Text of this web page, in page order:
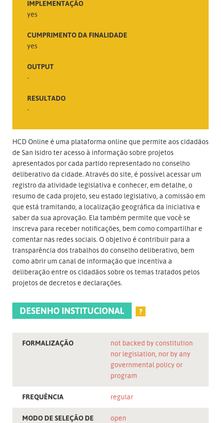
IMPLEMENTAÇÃO
yes
CUMPRIMENTO DA FINALIDADE
yes
OUTPUT
-
RESULTADO
-
HCD Online é uma plataforma online que permite aos cidadãos
de San Isidro ter acesso à informação sobre projetos
apresentados por cada partido representado no conselho
deliberativo da cidade. Através do site, é possível acessar um
registro da atividade legislativa e conhecer, em detalhe, o
resumo de cada projeto, seu estado legislativo, a comissão em
que está tramitando, a localização geográfica da iniciativa e
saber da sua aprovação. Ela também permite que você se
inscreva para receber notificações, bem como compartilhar e
comentar nas redes sociais. O objetivo é contribuir para a
transparência dos trabalhos do conselho deliberativo, bem
como abrir um canal de informação que incentiva a
deliberação entre os cidadãos sobre os temas tratados pelos
projetos de decretos e declarações.
DESENHO INSTITUCIONAL ?
FORMALIZAÇÃO
not backed by constitution
nor legislation, nor by any
governmental policy or
program
FREQUÊNCIA regular
MODO DE SELEÇÃO DE
open